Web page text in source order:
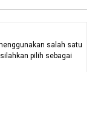
salah satu
pilih sebagai